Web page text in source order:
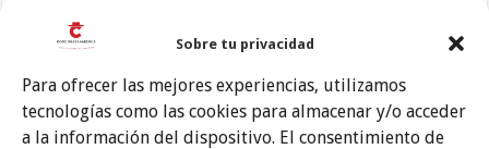
Sobre tu privacidad
Para ofrecer las mejores experiencias, utilizamos
tecnologías como las cookies para almacenar y/o acceder
a la información del dispositivo. El consentimiento de